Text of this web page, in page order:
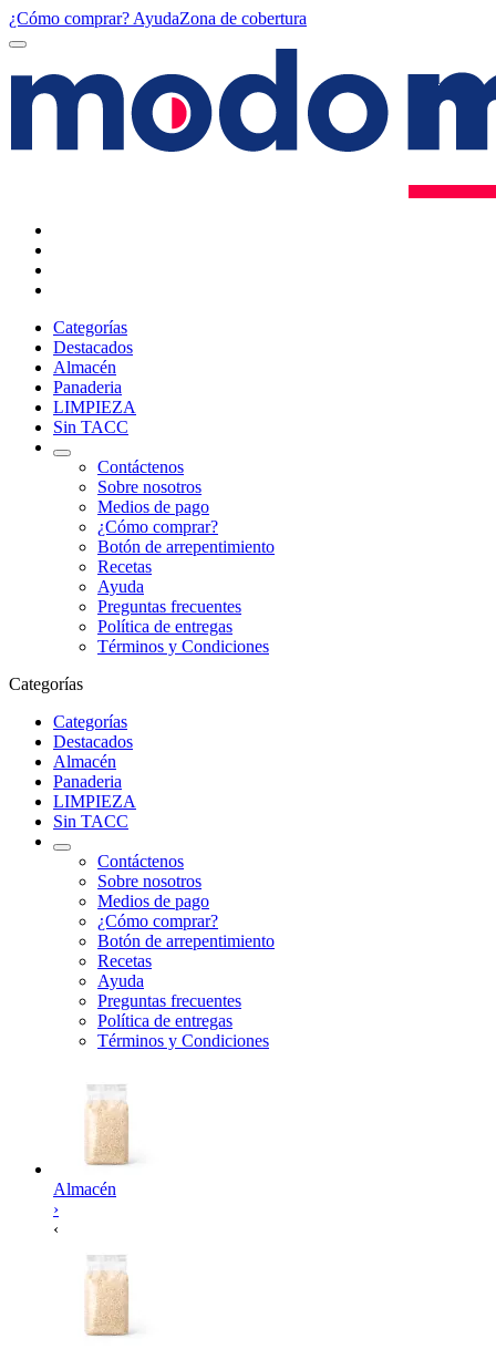
¿Cómo comprar? AyudaZona de cobertura
Categorías
Destacados
Almacén
Panaderia
LIMPIEZA
Sin TACC
Contáctenos
Sobre nosotros
Medios de pago
¿Cómo comprar?
Botón de arrepentimiento
Recetas
Ayuda
Preguntas frecuentes
Política de entregas
Términos y Condiciones
Categorías
Categorías
Destacados
Almacén
Panaderia
LIMPIEZA
Sin TACC
Contáctenos
Sobre nosotros
Medios de pago
¿Cómo comprar?
Botón de arrepentimiento
Recetas
Ayuda
Preguntas frecuentes
Política de entregas
Términos y Condiciones
Almacén
›
‹